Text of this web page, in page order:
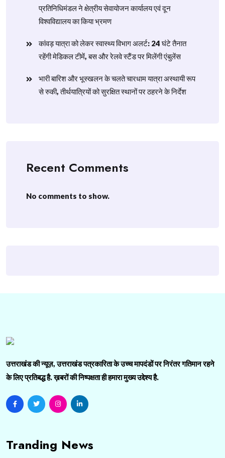
प्रतिनिधिमंडल ने क्षेत्रीय सेवायोजन कार्यालय एवं दून
विश्वविद्यालय का किया भ्रमण
​कांवड़ यात्रा को लेकर स्वास्थ्य विभाग अलर्ट: 24 घंटे तैनात
रहेंगी मेडिकल टीमें, बस और रेलवे स्टैंड पर मिलेंगी एंबुलेंस
​भारी बारिश और भूस्खलन के चलते चारधाम यात्रा अस्थायी रूप
से रुकी, तीर्थयात्रियों को सुरक्षित स्थानों पर ठहरने के निर्देश
Recent Comments
No comments to show.
उत्तराखंड की न्यूज़, उत्तराखंड पत्रकारिता के उच्च मापदंडों पर निरंतर गतिमान रहने
के लिए प्रतिबद्ध है. ख़बरों की निष्पक्षता ही हमारा मुख्य उद्देश्य है.
Tranding News